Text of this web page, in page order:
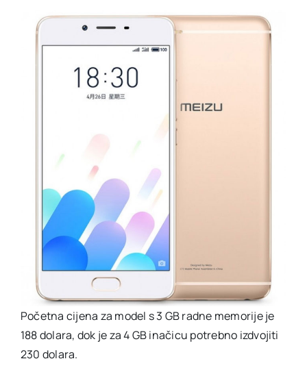
Početna cijena za model s 3 GB radne memorije je
188 dolara, dok je za 4 GB inačicu potrebno izdvojiti
230 dolara.